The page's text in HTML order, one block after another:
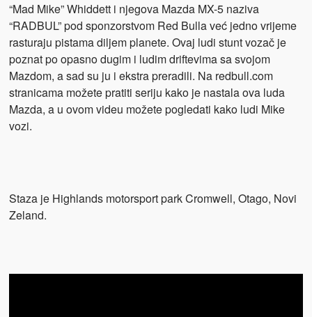
“Mad Mike” Whiddett i njegova Mazda MX-5 naziva
“RADBUL” pod sponzorstvom Red Bulla već jedno vrijeme
rasturaju pistama diljem planete. Ovaj ludi stunt vozač je
poznat po opasno dugim i ludim driftevima sa svojom
Mazdom, a sad su ju i ekstra preradili. Na redbull.com
stranicama možete pratiti seriju kako je nastala ova luda
Mazda, a u ovom videu možete pogledati kako ludi Mike
vozi.
Staza je Highlands motorsport park Cromwell, Otago, Novi
Zeland.